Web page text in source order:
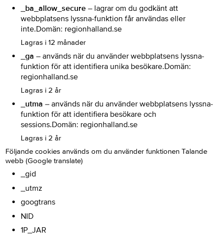
_ba_allow_secure – lagrar om du godkänt att
webbplatsens lyssna-funktion får användas eller
inte.Domän: regionhalland.se
Lagras i 12 månader
_ga – används när du använder webbplatsens lyssna-
funktion för att identifiera unika besökare.Domän:
regionhalland.se
Lagras i 2 år
_utma– används när du använder webbplatsens lyssna-
funktion för att identifiera besökare och
sessions.Domän: regionhalland.se
Lagras i 2 år
Följande cookies används om du använder funktionen Talande
webb (Google translate)
_gid
_utmz
googtrans
NID
1P_JAR